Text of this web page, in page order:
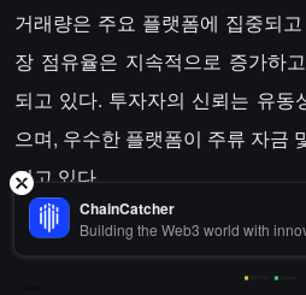
거래량은 주요 플랫폼에 집중되
장 점유율은 지속적으로 증가하
되고 있다. 투자자의 신뢰는 유동
으며, 우수한 플랫폼이 주류 자금
되고 있다.
Binance
ChainCatcher
Building the Web3 world with